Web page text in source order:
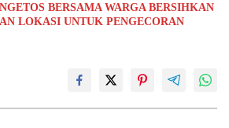
BERSAMA WARGA BERSIHKAN
LOKASI UNTUK PENGECORAN